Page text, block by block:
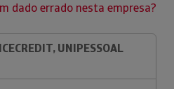
dado errado nesta empresa?
UNIPESSOAL